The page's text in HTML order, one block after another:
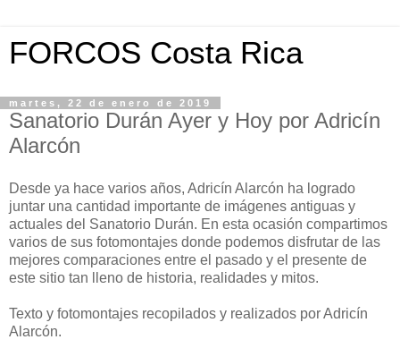
FORCOS Costa Rica
martes, 22 de enero de 2019
Sanatorio Durán Ayer y Hoy por Adricín
Alarcón
Desde ya hace varios años, Adricín Alarcón ha logrado
juntar una cantidad importante de imágenes antiguas y
actuales del Sanatorio Durán. En esta ocasión compartimos
varios de sus fotomontajes donde podemos disfrutar de las
mejores comparaciones entre el pasado y el presente de
este sitio tan lleno de historia, realidades y mitos.
Texto y fotomontajes recopilados y realizados por Adricín
Alarcón.